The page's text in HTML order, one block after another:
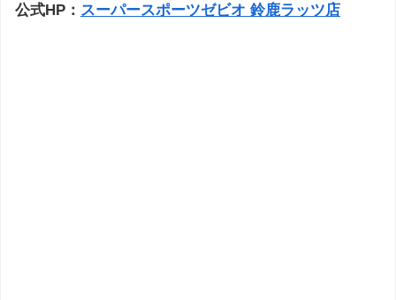
公式HP： スーパースポーツゼビオ 鈴鹿ラッツ店